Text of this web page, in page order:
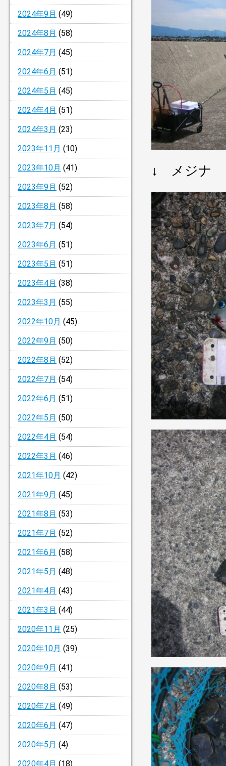
2024年9月 (49)
2024年8月 (58)
2024年7月 (45)
2024年6月 (51)
2024年5月 (45)
2024年4月 (51)
2024年3月 (23)
2023年11月 (10)
2023年10月 (41)
2023年9月 (52)
2023年8月 (58)
2023年7月 (54)
2023年6月 (51)
2023年5月 (51)
2023年4月 (38)
2023年3月 (55)
2022年10月 (45)
2022年9月 (50)
2022年8月 (52)
2022年7月 (54)
2022年6月 (51)
2022年5月 (50)
2022年4月 (54)
2022年3月 (46)
2021年10月 (42)
2021年9月 (45)
2021年8月 (53)
2021年7月 (52)
2021年6月 (58)
2021年5月 (48)
2021年4月 (43)
2021年3月 (44)
2020年11月 (25)
2020年10月 (39)
2020年9月 (41)
2020年8月 (53)
2020年7月 (49)
2020年6月 (47)
2020年5月 (4)
2020年4月 (18)
↓ メジナ